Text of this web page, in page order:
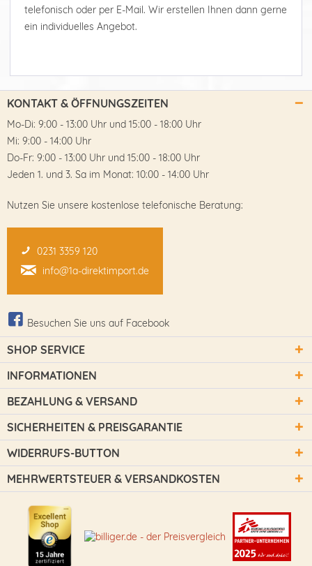
telefonisch oder per E-Mail. Wir erstellen Ihnen dann gerne
ein individuelles Angebot.
KONTAKT & ÖFFNUNGSZEITEN
Mo-Di: 9:00 - 13:00 Uhr und 15:00 - 18:00 Uhr
Mi: 9:00 - 14:00 Uhr
Do-Fr: 9:00 - 13:00 Uhr und 15:00 - 18:00 Uhr
Jeden 1. und 3. Sa im Monat: 10:00 - 14:00 Uhr
Nutzen Sie unsere kostenlose telefonische Beratung:
0231 3359 120
info@1a-direktimport.de
Besuchen Sie uns auf Facebook
SHOP SERVICE
INFORMATIONEN
BEZAHLUNG & VERSAND
SICHERHEITEN & PREISGARANTIE
WIDERRUFS-BUTTON
MEHRWERTSTEUER & VERSANDKOSTEN